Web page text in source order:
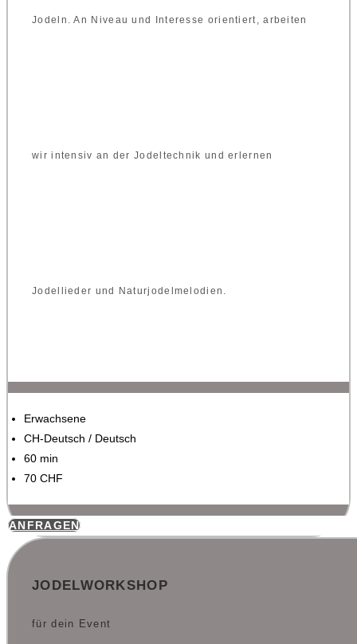
Jodeln. An Niveau und Interesse orientiert, arbeiten
wir intensiv an der Jodeltechnik und erlernen
Jodellieder und Naturjodelmelodien.
Erwachsene
CH-Deutsch / Deutsch
60 min
70 CHF
ANFRAGEN
JODELWORKSHOP
für dein Event